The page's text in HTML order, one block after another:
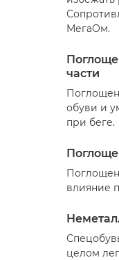
МегаОм.
части
обуви и
при беге.
влияние
целом